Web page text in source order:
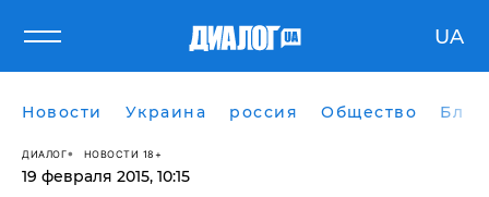
UA
Новости Украина россия Общество
ДИАЛОГ НОВОСТИ 18+
19 февраля 2015, 10:15